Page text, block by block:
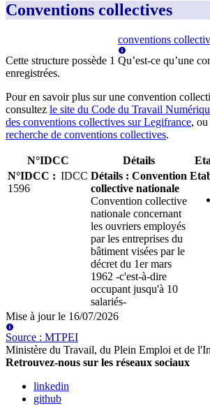
Conventions collectives
Cette structure possède 1
conventions
Qu’est-ce qu’une
enregistrées.
Pour en savoir plus sur une convention
consultez le site du Code du Travail
des conventions collectives sur Legifrance,
recherche de conventions collectives.
N°IDCC Détails
N°IDCC : IDCC
1596
Détails : Convention
collective nationale
Convention collective
nationale concernant
les ouvriers employés
par les entreprises du
bâtiment visées par le
décret du 1er mars
1962 -c'est-à-dire
occupant jusqu'à 10
salariés-
Mise à jour le 16/07/2026
Source : MTPEI
Ministère du Travail, du Plein Emploi et de
Retrouvez-nous sur les réseaux sociaux
linkedin
github